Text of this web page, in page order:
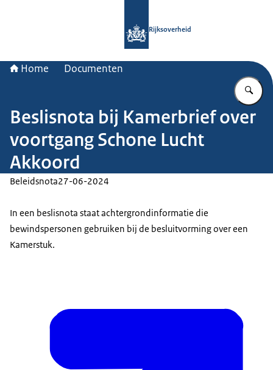
Rijksoverheid
Home Documenten
Beslisnota bij Kamerbrief over
voortgang Schone Lucht
Akkoord
Beleidsnota27-06-2024
In een beslisnota staat achtergrondinformatie die
bewindspersonen gebruiken bij de besluitvorming over een
Kamerstuk.